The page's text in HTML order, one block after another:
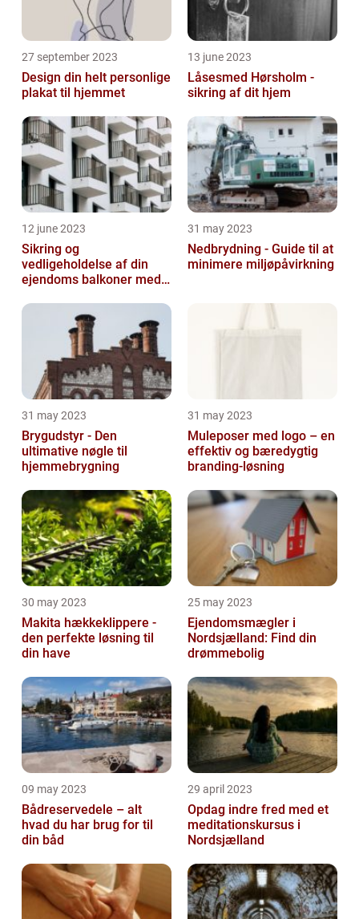
27 september 2023
Design din helt personlige
plakat til hjemmet
13 june 2023
Låsesmed Hørsholm -
sikring af dit hjem
12 june 2023
Sikring og
vedligeholdelse af din
ejendoms balkoner med
31 may 2023
Nedbrydning - Guide til at
minimere miljøpåvirkning
31 may 2023
Brygudstyr - Den
ultimative nøgle til
hjemmebrygning
31 may 2023
Muleposer med logo – en
effektiv og bæredygtig
branding-løsning
30 may 2023
Makita hækkeklippere -
den perfekte løsning til
din have
25 may 2023
Ejendomsmægler i
Nordsjælland: Find din
drømmebolig
09 may 2023
Bådreservedele – alt
hvad du har brug for til
din båd
29 april 2023
Opdag indre fred med et
meditationskursus i
Nordsjælland